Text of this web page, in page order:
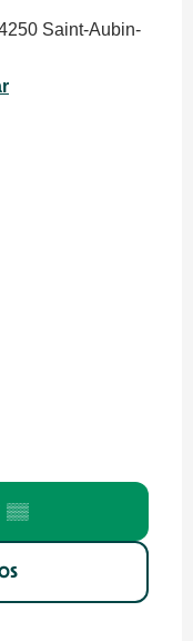
Saint-Aubin-
▒▒